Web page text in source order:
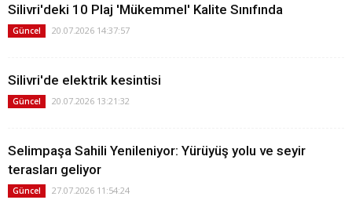
Silivri'deki 10 Plaj 'Mükemmel' Kalite Sınıfında
Güncel 20.07.2026 14:37:57
Silivri'de elektrik kesintisi
Güncel 20.07.2026 13:21:32
Selimpaşa Sahili Yenileniyor: Yürüyüş yolu ve seyir
terasları geliyor
Güncel 27.07.2026 11:54:24